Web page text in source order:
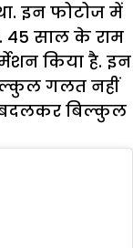
इन फोटोज में
साल के राम
किया है. इन
गलत नहीं
बिल्कुल